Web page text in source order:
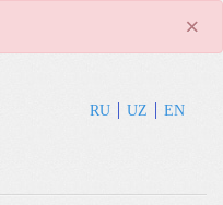
×
RU UZ EN